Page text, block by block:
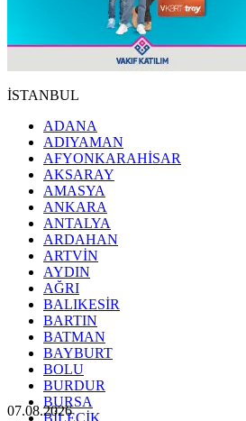
İSTANBUL
ADANA
ADIYAMAN
AFYONKARAHİSAR
AKSARAY
AMASYA
ANKARA
ANTALYA
ARDAHAN
ARTVİN
AYDIN
AĞRI
BALIKESİR
BARTIN
BATMAN
BAYBURT
BOLU
BURDUR
BURSA
BİLECİK
07.08.2026